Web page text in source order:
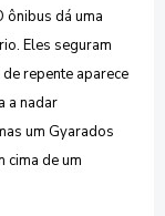
ônibus dá uma
Eles seguram
repente aparece
a nadar
um Gyarados
cima de um